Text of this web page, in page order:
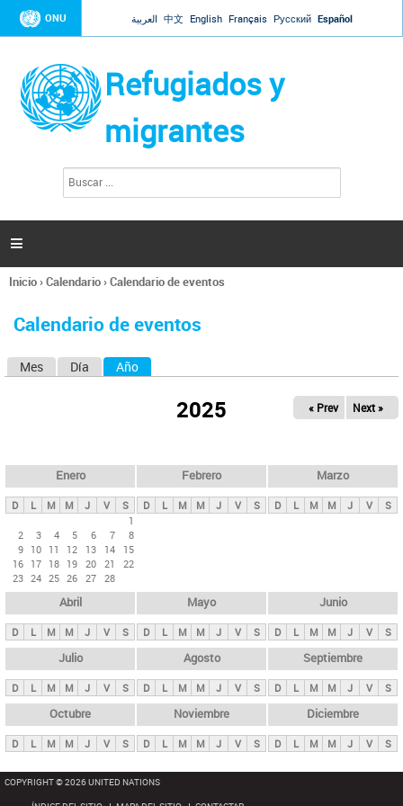
Jump to navigation
ONU العربية 中文 English Français Русский Español
Refugiados y
migrantes
l
d
s

Se
usted
Inicio›Calendario›Calendario de eventos
Calendario de eventos
s
p
n
i
p
a
l
s
Mes Día Año
2025 « Prev Next »
Enero
D L M M J V
S
1
2
3 4 5 6 7
8
9 10 11 12 13 14
15
16 17 18 19 20 21
22
23 24 25 26 27 28
Febrero
D L M M J V S
Marzo
D L M M J V S
Abril
D L M M J V S
Mayo
D L M M J V S
Junio
D L M M J V S
Julio
D L M M J V S
Agosto
D L M M J V S
Septiembre
D L M M J V S
Octubre
D L M M J V S
Noviembre
D L M M J V S
Diciembre
D L M M J V S
COPYRIGHT © 2026 UNITED NATIONS